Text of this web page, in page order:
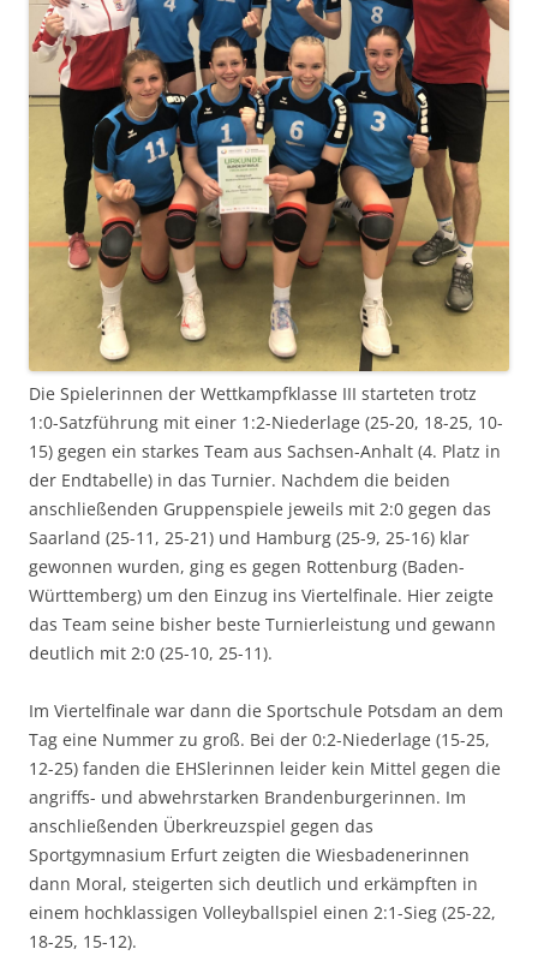
Die Spielerinnen der Wettkampfklasse III starteten trotz
1:0-Satzführung mit einer 1:2-Niederlage (25-20, 18-25, 10-
15) gegen ein starkes Team aus Sachsen-Anhalt (4. Platz in
der Endtabelle) in das Turnier. Nachdem die beiden
anschließenden Gruppenspiele jeweils mit 2:0 gegen das
Saarland (25-11, 25-21) und Hamburg (25-9, 25-16) klar
gewonnen wurden, ging es gegen Rottenburg (Baden-
Württemberg) um den Einzug ins Viertelfinale. Hier zeigte
das Team seine bisher beste Turnierleistung und gewann
deutlich mit 2:0 (25-10, 25-11).
Im Viertelfinale war dann die Sportschule Potsdam an dem
Tag eine Nummer zu groß. Bei der 0:2-Niederlage (15-25,
12-25) fanden die EHSlerinnen leider kein Mittel gegen die
angriffs- und abwehrstarken Brandenburgerinnen. Im
anschließenden Überkreuzspiel gegen das
Sportgymnasium Erfurt zeigten die Wiesbadenerinnen
dann Moral, steigerten sich deutlich und erkämpften in
einem hochklassigen Volleyballspiel einen 2:1-Sieg (25-22,
18-25, 15-12).